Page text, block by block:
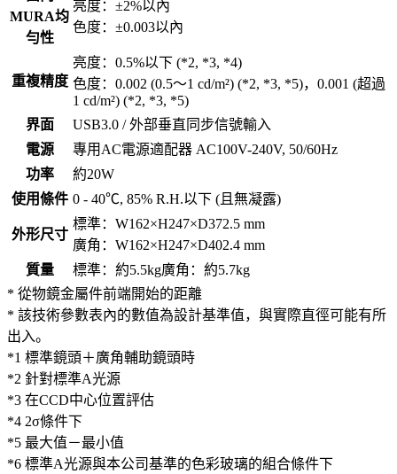
MURA均
勻性
亮度：±2%以內
色度：±0.003以內
重複精度
亮度：0.5%以下 (*2, *3, *4)
色度：0.002 (0.5～1 cd/m²) (*2, *3, *5)，0.001 (超過
1 cd/m²) (*2, *3, *5)
界面
USB3.0 / 外部垂直同步信號輸入
電源
專用AC電源適配器 AC100V-240V, 50/60Hz
功率
約20W
使用條件 0 - 40℃, 85% R.H.以下 (且無凝露)
外形尺寸
標準：W162×H247×D372.5 mm
廣角：W162×H247×D402.4 mm
質量
標準：約5.5kg廣角：約5.7kg
* 從物鏡金屬件前端開始的距離
* 該技術參數表內的數值為設計基準值，與實際直徑可能有所
出入。
*1 標準鏡頭＋廣角輔助鏡頭時
*2 針對標準A光源
*3 在CCD中心位置評估
*4 2σ條件下
*5 最大值－最小值
*6 標準A光源與本公司基準的色彩玻璃的組合條件下